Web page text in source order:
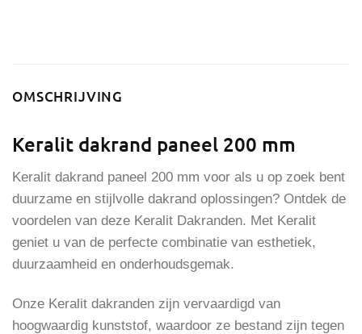
OMSCHRIJVING
Keralit dakrand paneel 200 mm
Keralit dakrand paneel 200 mm voor als u op zoek bent
duurzame en stijlvolle dakrand oplossingen? Ontdek de
voordelen van deze Keralit Dakranden. Met Keralit
geniet u van de perfecte combinatie van esthetiek,
duurzaamheid en onderhoudsgemak.
Onze Keralit dakranden zijn vervaardigd van
hoogwaardig kunststof, waardoor ze bestand zijn tegen